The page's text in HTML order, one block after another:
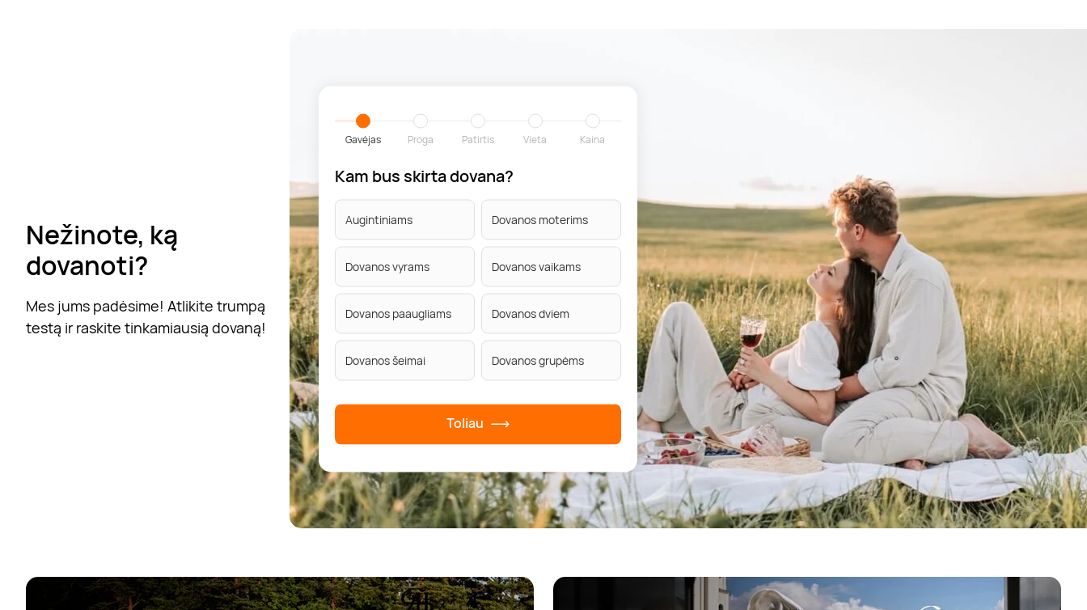
Nežinote, ką
dovanoti?
Mes jums padėsime! Atlikite trumpą
testą ir raskite tinkamiausią dovaną!
Gavėjas Proga Patirtis Vieta Kaina
Kam bus skirta dovana?
Augintiniams Dovanos moterims
Dovanos vyrams Dovanos vaikams
Dovanos paaugliams Dovanos dviem
Dovanos šeimai Dovanos grupėms
Toliau